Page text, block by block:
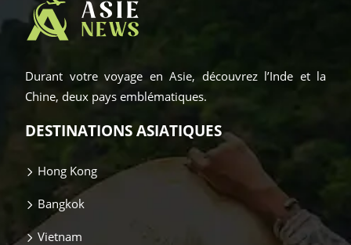
Durant votre voyage en Asie, découvrez l’Inde et la
Chine, deux pays emblématiques.
DESTINATIONS ASIATIQUES
Hong Kong
Bangkok
Vietnam